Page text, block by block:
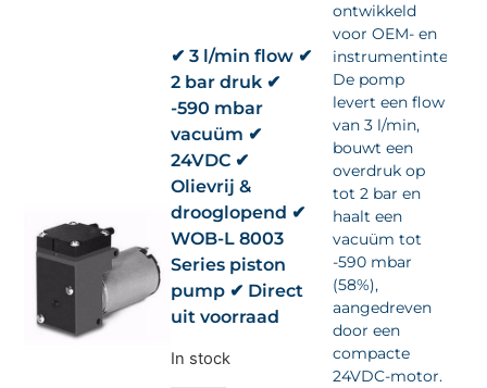
✔ 3 l/min flow ✔
2 bar druk ✔
-590 mbar
vacuüm ✔
24VDC ✔
Olievrij &
drooglopend ✔
WOB-L 8003
Series piston
pump ✔ Direct
uit voorraad
In stock
ontwikkeld
voor OEM- en
De pomp
levert een flow
van 3 l/min,
bouwt een
overdruk op
tot 2 bar en
haalt een
vacuüm tot
-590 mbar
(58%),
aangedreven
door een
compacte
24VDC-motor.